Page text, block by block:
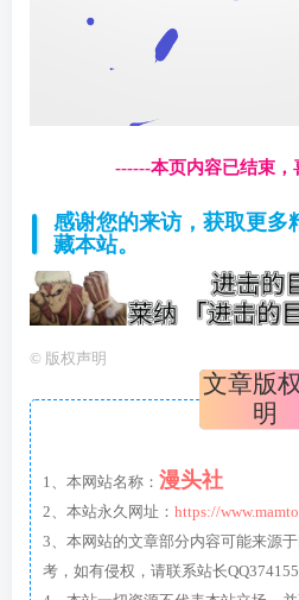
------本页内容已结束，
感谢您的来访，获取更多
藏本站。
© 版权声明
文章版
明
1、本网站名称： 漫头社
2、本站永久网址： https://
3、本网站的文章部分内容可能来源
考，如有侵权，请联系站长